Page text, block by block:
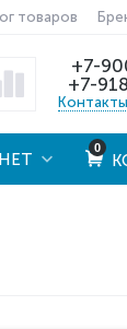
товаров
+7-
+7-
Контакты
0